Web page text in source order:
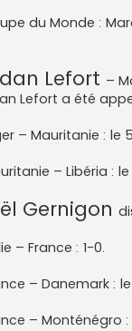
du Monde :
Lefort –
Lefort a été
– Mauritanie : le
– Libéria :
Gernigon
– France : 1-0.
– Danemark :
– Monténégro